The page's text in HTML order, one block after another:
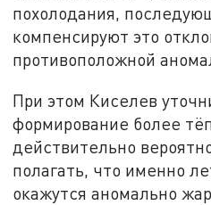
похолодания,
компенсируют это
противоположной
При этом Киселев
формирование более
действительно
полагать, что именно
окажутся аномально